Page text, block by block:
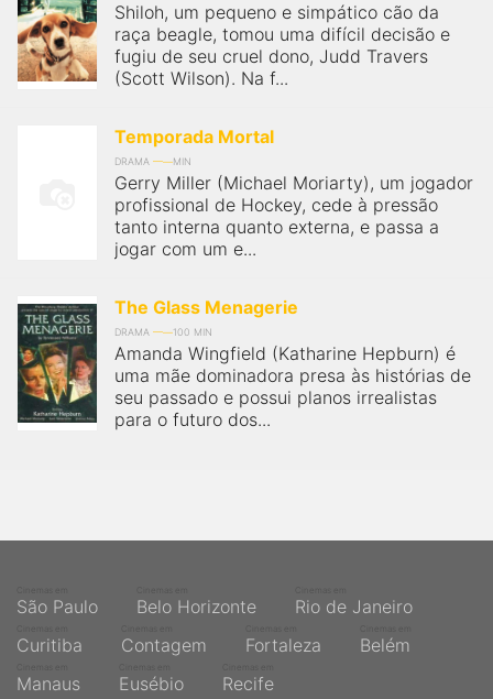
Shiloh, um pequeno e simpático cão da
raça beagle, tomou uma difícil decisão e
fugiu de seu cruel dono, Judd Travers
(Scott Wilson). Na f...
Temporada Mortal
DRAMA MIN
Gerry Miller (Michael Moriarty), um jogador
profissional de Hockey, cede à pressão
tanto interna quanto externa, e passa a
jogar com um e...
The Glass Menagerie
DRAMA 100 MIN
Amanda Wingfield (Katharine Hepburn) é
uma mãe dominadora presa às histórias de
seu passado e possui planos irrealistas
para o futuro dos...
São Paulo Belo Horizonte Rio de Janeiro
Curitiba Contagem Fortaleza Belém
Manaus Eusébio Recife